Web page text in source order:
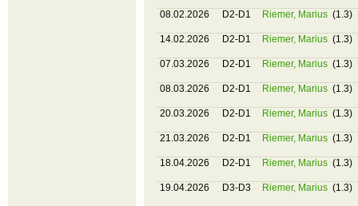
08.02.2026 D2-D1 Riemer, Marius (1.3)
14.02.2026 D2-D1 Riemer, Marius (1.3)
07.03.2026 D2-D1 Riemer, Marius (1.3)
08.03.2026 D2-D1 Riemer, Marius (1.3)
20.03.2026 D2-D1 Riemer, Marius (1.3)
21.03.2026 D2-D1 Riemer, Marius (1.3)
18.04.2026 D2-D1 Riemer, Marius (1.3)
19.04.2026 D3-D3 Riemer, Marius (1.3)